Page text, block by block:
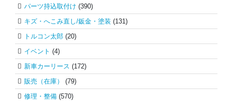
パーツ持込取付け (390)
キズ・へこみ直し/鈑金・塗装 (131)
トルコン太郎 (20)
イベント (4)
新車カーリース (172)
販売（在庫）
(79)
修理・整備 (570)